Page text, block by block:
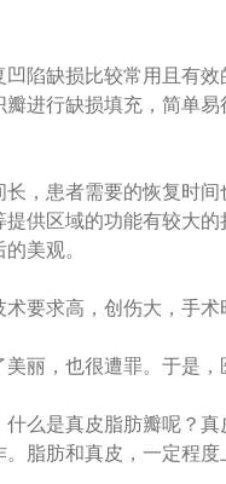
陷缺损比较常用且有
进行缺损填充，简单
，患者需要的恢复时
供区域的功能有较大
美观。
要求高，创伤大，手
丽，也很遭罪。于是，
么是真皮脂肪瓣呢？
脂肪和真皮，一定程